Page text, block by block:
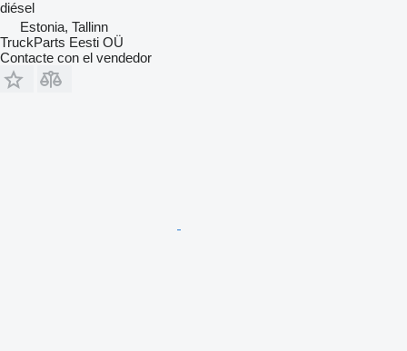
diésel
Estonia, Tallinn
TruckParts Eesti OÜ
Contacte con el vendedor